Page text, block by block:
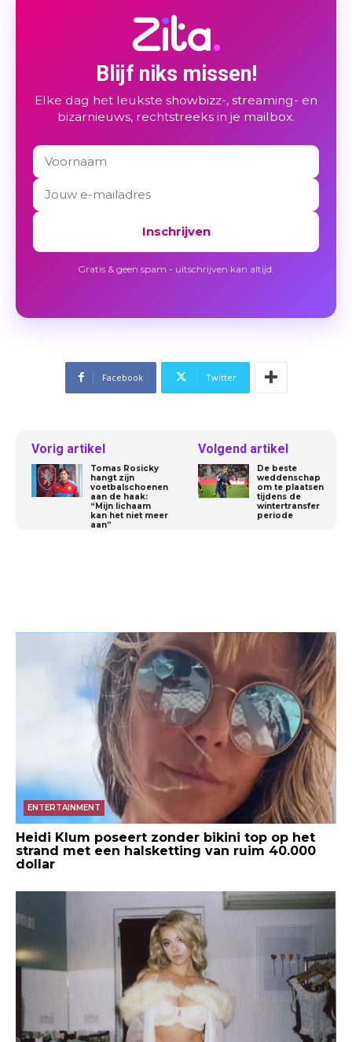
Blijf niks missen!
Elke dag het leukste showbizz-, streaming- en
bizarnieuws, rechtstreeks in je mailbox.
Inschrijven
Gratis & geen spam - uitschrijven kan altijd.
Facebook Twitter
Vorig artikel
Tomas Rosicky
hangt zijn
voetbalschoenen
aan de haak:
“Mijn lichaam
kan het niet meer
aan”
Volgend artikel
De beste
weddenschap
om te plaatsen
tijdens de
wintertransfer
periode
ENTERTAINMENT
Heidi Klum poseert zonder bikini top op het
strand met een halsketting van ruim 40.000
dollar